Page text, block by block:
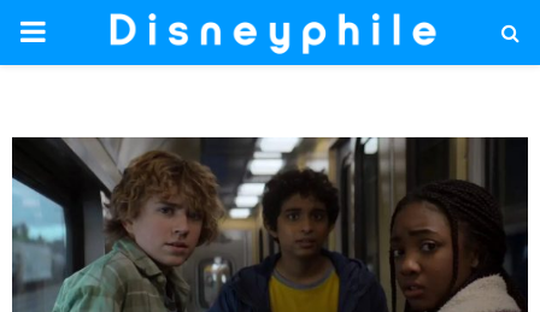
PRIMARY